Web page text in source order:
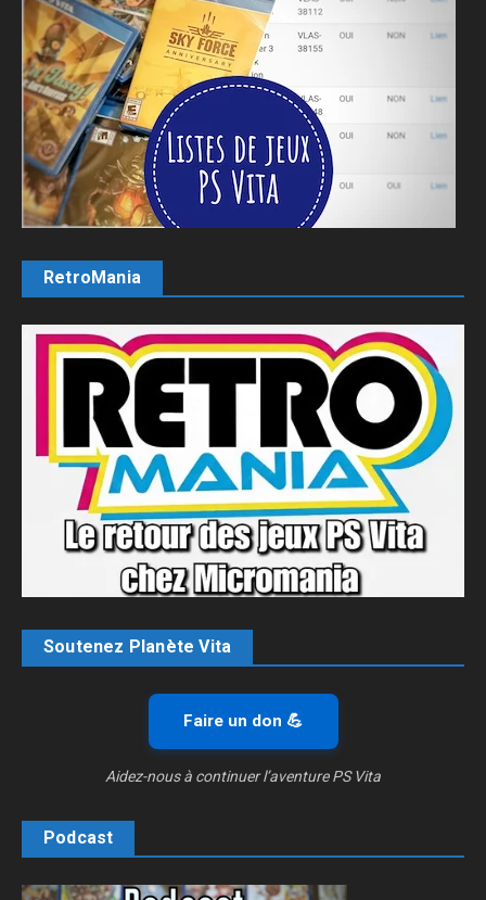
RetroMania
Soutenez Planète Vita
Faire un don 💪
Aidez-nous à continuer l’aventure PS Vita
Podcast